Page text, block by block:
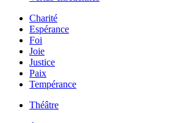
Charité
Espérance
Foi
Joie
Justice
Paix
Tempérance
Théâtre